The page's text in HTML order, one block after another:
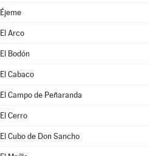
Éjeme
El Arco
El Bodón
El Cabaco
El Campo de Peñaranda
El Cerro
El Cubo de Don Sancho